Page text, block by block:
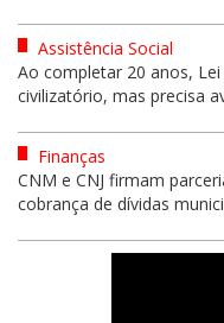
Assistência Social
Ao completar 20 anos,
civilizatório, mas precisa
Finanças
CNM e CNJ firmam
cobrança de dívidas